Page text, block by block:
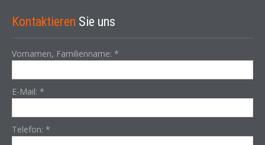
Kontaktieren Sie uns
Vornamen, Familienname: *
E-Mail: *
Telefon: *